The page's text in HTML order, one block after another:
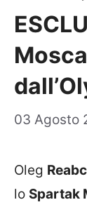
03 Agosto
Oleg
lo Spartak